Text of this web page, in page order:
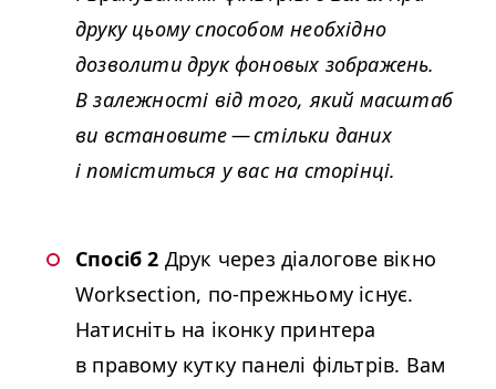
друку цьому способом необхідно
дозволити друк фоновых зображень.
В залежності від того, який масштаб
ви встановите — стільки даних
і поміститься у вас на сторінці.
Спосіб 2 Друк через діалогове вікно
Work­sec­tion, по-прежньому існує.
Натисніть на іконку принтера
в правому кутку панелі фільтрів. Вам